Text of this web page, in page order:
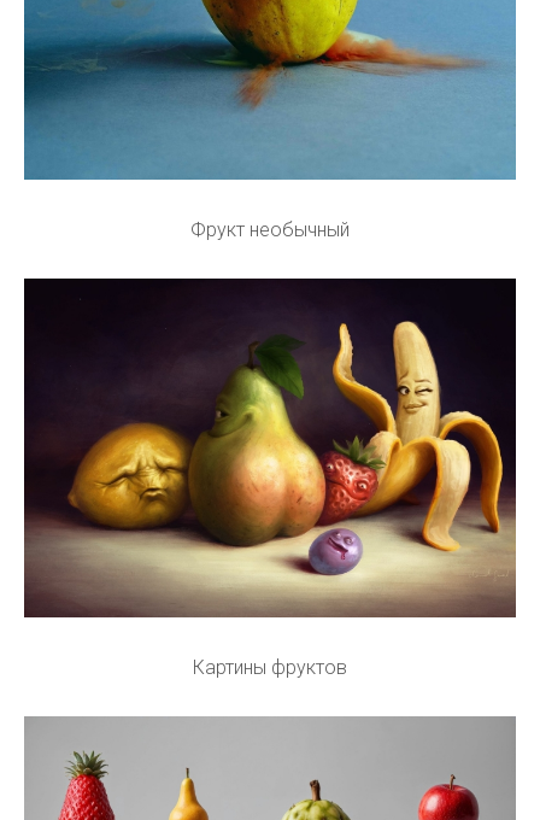
Фрукт необычный
Картины фруктов